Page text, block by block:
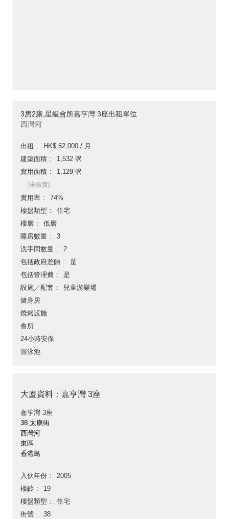
3房2廁,星級會所嘉亨灣 3座出租單位
西灣河
出租
HK$ 62,000 / 月
建築面積
1,532 呎
實用面積
1,129 呎
[未核實]
實用率
74%
樓盤類型
住宅
樓層
低層
睡房數量
3
洗手間數量
2
包括政府差餉
是
包括管理費
是
設施／配套
兒童游樂場
健身房
燒烤設施
會所
24小時安保
游泳池
大廈資料：嘉亨灣 3座
嘉亨灣 3座
38 太康街
西灣河
東區
香港島
入伙年份
2005
樓齡
19
樓盤類型
住宅
街號
38